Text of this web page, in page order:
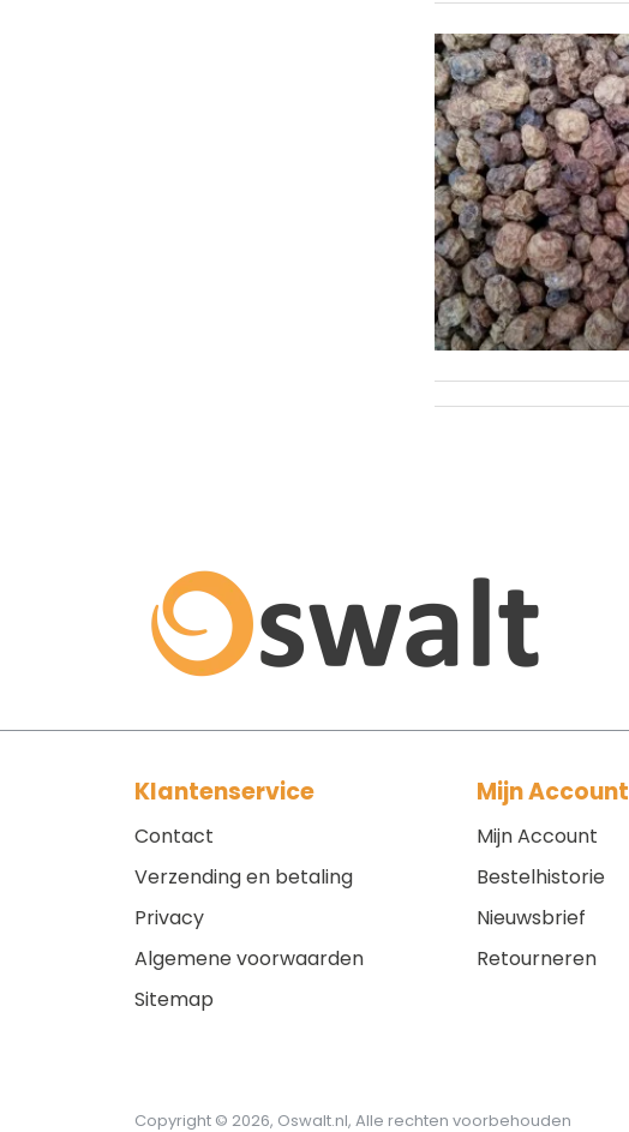
Klantenservice
Contact
Verzending en betaling
Privacy
Algemene voorwaarden
Sitemap
Mijn Account
Mijn Account
Bestelhistorie
Nieuwsbrief
Retourneren
Copyright © 2026, Oswalt.nl, Alle rechten voorbehouden